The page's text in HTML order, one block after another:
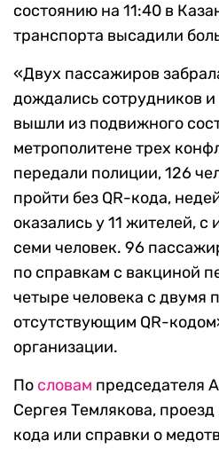
состоянию на 11:40 в
транспорта высадили
«Двух пассажиров
дождались сотрудников и
вышли из подвижного
метрополитене трех
передали полиции, 126
пройти без QR-кода,
оказались у 11 жителей,
семи человек. 96
по справкам с вакциной
четыре человека с двумя
отсутствующим QR-
организации.
По словам председателя
Сергея Темлякова,
кода или справки о